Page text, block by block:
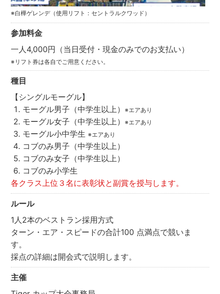
※白樺ゲレンデ（使用リフト：セントラルクワッド）
参加料金
一人4,000円（当日受付・現金のみでのお支払い）
※リフト券は各自でご用意ください。
種目
【シングルモーグル】
モーグル男子（中学生以上）※エアあり
モーグル女子（中学生以上）※エアあり
モーグル小中学生※エアあり
コブのみ男子（中学生以上）
コブのみ女子（中学生以上）
コブのみ小学生
各クラス上位３名に表彰状と副賞を授与します。
ルール
1人2本のベストラン採用方式
ターン・エア・スピードの合計100 点満点で競いま
す。
採点の詳細は開会式で説明します。
主催